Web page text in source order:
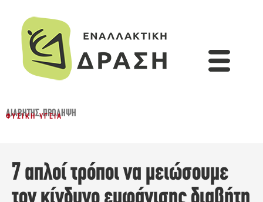
ΔΙΑΒΉΤΗΣ,ΠΡΌΛΗΨΗ
ΦΥΣΙΚΉ ΥΓΕΊΑ
7 απλοί τρόποι να μειώσουμε